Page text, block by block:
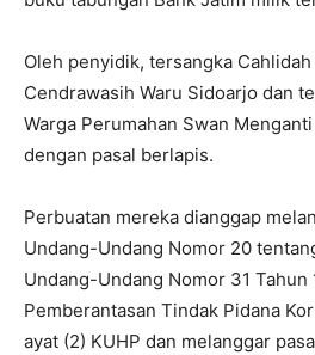
Oleh penyidik, tersangka Cahlidah
Cendrawasih Waru Sidoarjo dan
Warga Perumahan Swan
dengan pasal berlapis.
Perbuatan mereka dianggap
Undang-Undang Nomor 20
Undang-Undang Nomor 31 Tahun
Pemberantasan Tindak Pidana
ayat (2) KUHP dan melanggar